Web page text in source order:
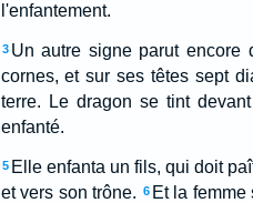
l'enfantement.
3 Un autre signe parut
cornes, et sur ses têtes sept
terre. Le dragon se tint
enfanté.
5 Elle enfanta un fils, qui doit
et vers son trône. 6 Et la